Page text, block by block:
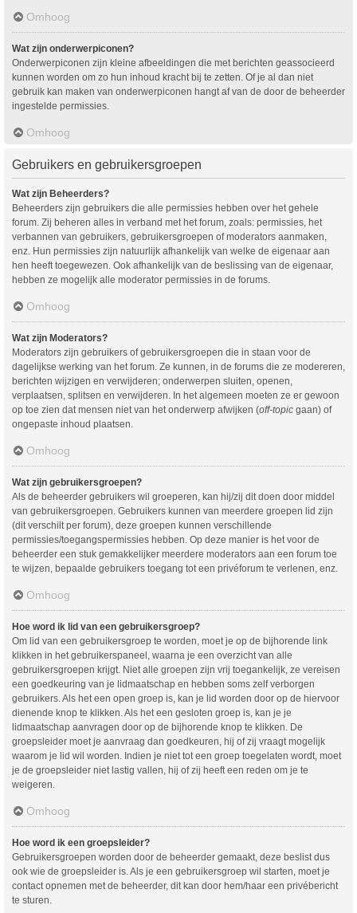
Omhoog
Wat zijn onderwerpiconen?
Onderwerpiconen zijn kleine afbeeldingen die met berichten geassocieerd
kunnen worden om zo hun inhoud kracht bij te zetten. Of je al dan niet
gebruik kan maken van onderwerpiconen hangt af van de door de beheerder
ingestelde permissies.
Omhoog
Gebruikers en gebruikersgroepen
Wat zijn Beheerders?
Beheerders zijn gebruikers die alle permissies hebben over het gehele
forum. Zij beheren alles in verband met het forum, zoals: permissies, het
verbannen van gebruikers, gebruikersgroepen of moderators aanmaken,
enz. Hun permissies zijn natuurlijk afhankelijk van welke de eigenaar aan
hen heeft toegewezen. Ook afhankelijk van de beslissing van de eigenaar,
hebben ze mogelijk alle moderator permissies in de forums.
Omhoog
Wat zijn Moderators?
Moderators zijn gebruikers of gebruikersgroepen die in staan voor de
dagelijkse werking van het forum. Ze kunnen, in de forums die ze modereren,
berichten wijzigen en verwijderen; onderwerpen sluiten, openen,
verplaatsen, splitsen en verwijderen. In het algemeen moeten ze er gewoon
op toe zien dat mensen niet van het onderwerp afwijken (off-topic gaan) of
ongepaste inhoud plaatsen.
Omhoog
Wat zijn gebruikersgroepen?
Als de beheerder gebruikers wil groeperen, kan hij/zij dit doen door middel
van gebruikersgroepen. Gebruikers kunnen van meerdere groepen lid zijn
(dit verschilt per forum), deze groepen kunnen verschillende
permissies/toegangspermissies hebben. Op deze manier is het voor de
beheerder een stuk gemakkelijker meerdere moderators aan een forum toe
te wijzen, bepaalde gebruikers toegang tot een privéforum te verlenen, enz.
Omhoog
Hoe word ik lid van een gebruikersgroep?
Om lid van een gebruikersgroep te worden, moet je op de bijhorende link
klikken in het gebruikerspaneel, waarna je een overzicht van alle
gebruikersgroepen krijgt. Niet alle groepen zijn vrij toegankelijk, ze vereisen
een goedkeuring van je lidmaatschap en hebben soms zelf verborgen
gebruikers. Als het een open groep is, kan je lid worden door op de hiervoor
dienende knop te klikken. Als het een gesloten groep is, kan je je
lidmaatschap aanvragen door op de bijhorende knop te klikken. De
groepsleider moet je aanvraag dan goedkeuren, hij of zij vraagt mogelijk
waarom je lid wil worden. Indien je niet tot een groep toegelaten wordt, moet
je de groepsleider niet lastig vallen, hij of zij heeft een reden om je te
weigeren.
Omhoog
Hoe word ik een groepsleider?
Gebruikersgroepen worden door de beheerder gemaakt, deze beslist dus
ook wie de groepsleider is. Als je een gebruikersgroep wil starten, moet je
contact opnemen met de beheerder, dit kan door hem/haar een privébericht
te sturen.